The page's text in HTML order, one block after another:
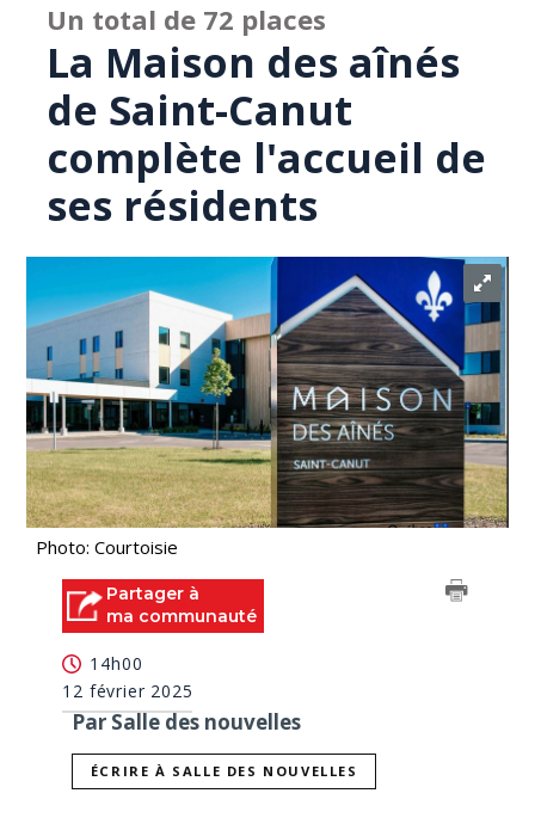
Un total de 72 places
La Maison des aînés
de Saint-Canut
complète l'accueil de
ses résidents
Photo: Courtoisie
Partager à
ma communauté
14h00
12 février 2025
Par Salle des nouvelles
ÉCRIRE À SALLE DES NOUVELLES